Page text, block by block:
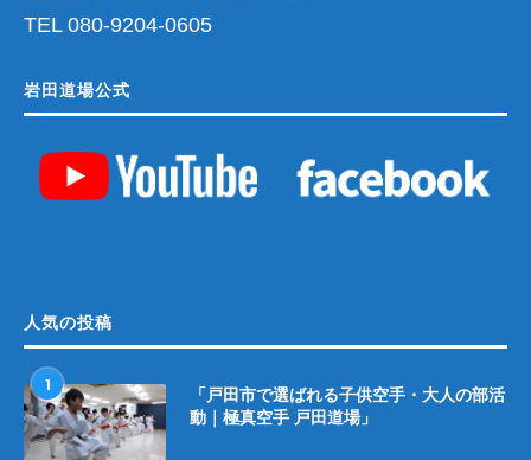
TEL 080-9204-0605
岩田道場公式
人気の投稿
1
「戸田市で選ばれる子供空手・大人の部活
動｜極真空手 戸田道場」